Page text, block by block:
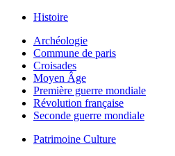
Histoire
Archéologie
Commune de paris
Croisades
Moyen Âge
Première guerre mondiale
Révolution française
Seconde guerre mondiale
Patrimoine Culture